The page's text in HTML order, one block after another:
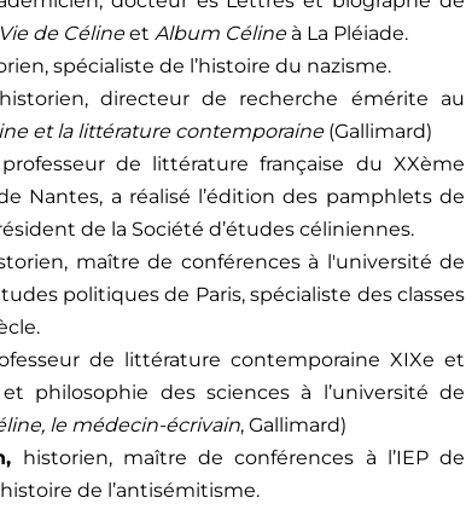
de Célineet Album Céline à La Pléiade.
spécialiste de l’histoire du nazisme.
historien, directeur de recherche émérite au
et la littérature contemporaine(Gallimard)
professeur de littérature française du XXème
Nantes, a réalisé l’édition des pamphlets de
de la Société d’études céliniennes.
maître de conférences à l'université de
politiques de Paris, spécialiste des classes
de littérature contemporaine XIXe et
philosophie des sciences à l’université de
le médecin-écrivain, Gallimard)
historien, maître de conférences à l’IEP de
de l’antisémitisme.